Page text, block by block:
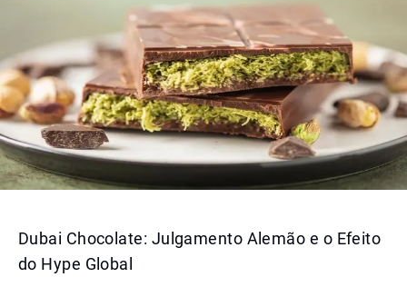
Dubai Chocolate: Julgamento Alemão e o Efeito
do Hype Global